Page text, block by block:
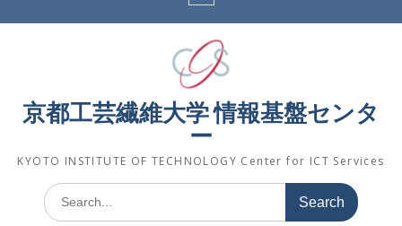
京都工芸繊維大学 情報基盤センタ
ー
KYOTO INSTITUTE OF TECHNOLOGY Center for ICT Services
Search
for: